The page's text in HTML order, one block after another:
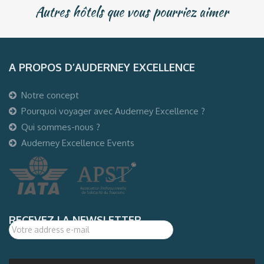
Autres hôtels que vous pourriez aimer
A PROPOS D’AUDERNEY EXCELLENCE
Notre concept
Pourquoi voyager avec Auderney Excellence ?
Qui sommes-nous ?
Auderney Excellence Events
RECEVEZ LA NEWSLETTER